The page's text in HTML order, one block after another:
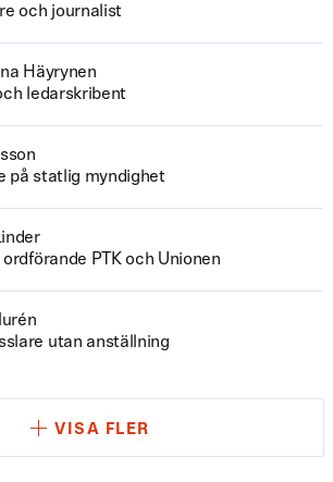
och journalist
Häyrynen
ledarskribent
på statlig myndighet
ordförande PTK och Unionen
utan anställning
VISA FLER